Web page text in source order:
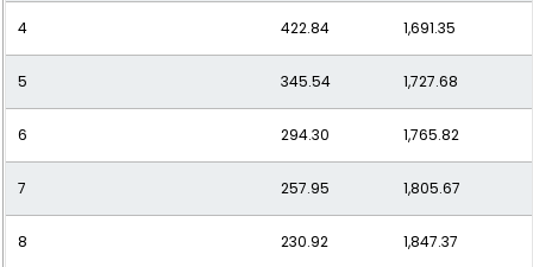
4 422.84 1,691.35
5 345.54 1,727.68
6 294.30 1,765.82
7 257.95 1,805.67
8 230.92 1,847.37